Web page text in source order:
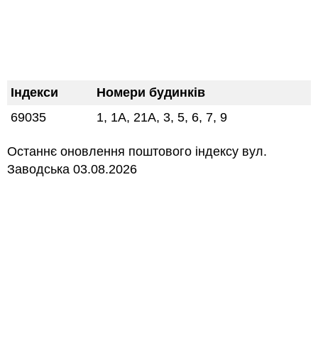
Індекси
Номери будинків
69035
1, 1А, 21А, 3, 5, 6, 7, 9
Останнє оновлення поштового індексу вул.
Заводська 03.08.2026